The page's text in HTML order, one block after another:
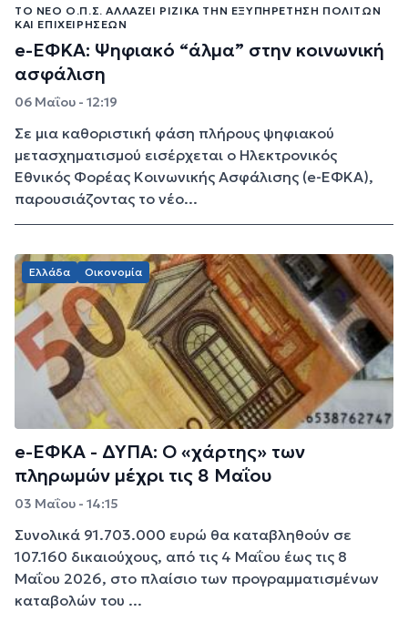
ΤΟ ΝΈΟ Ο.Π.Σ. ΑΛΛΆΖΕΙ ΡΙΖΙΚΆ ΤΗΝ ΕΞΥΠΗΡΈΤΗΣΗ ΠΟΛΙΤΏΝ
ΚΑΙ ΕΠΙΧΕΙΡΉΣΕΩΝ
e-ΕΦΚΑ: Ψηφιακό “άλμα” στην κοινωνική
ασφάλιση
06 Μαΐου - 12:19
Σε μια καθοριστική φάση πλήρους ψηφιακού
μετασχηματισμού εισέρχεται ο Ηλεκτρονικός
Εθνικός Φορέας Κοινωνικής Ασφάλισης (e-ΕΦΚΑ),
παρουσιάζοντας το νέο...
Ελλάδα Οικονομία
e-ΕΦΚΑ - ΔΥΠΑ: Ο «χάρτης» των
πληρωμών μέχρι τις 8 Μαΐου
03 Μαΐου - 14:15
Συνολικά 91.703.000 ευρώ θα καταβληθούν σε
107.160 δικαιούχους, από τις 4 Μαΐου έως τις 8
Μαΐου 2026, στο πλαίσιο των προγραμματισμένων
καταβολών του ...